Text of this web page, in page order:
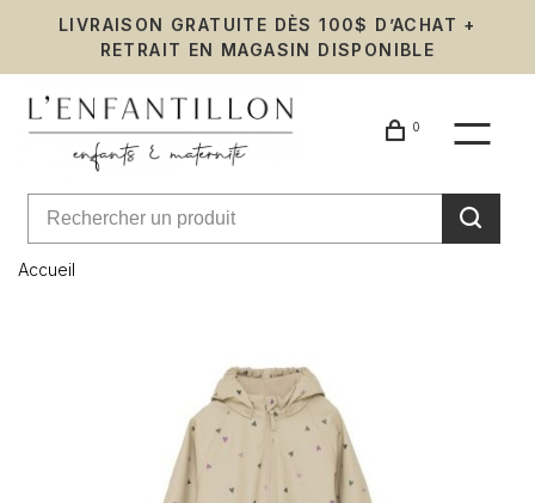
LIVRAISON GRATUITE DÈS 100$ D’ACHAT +
RETRAIT EN MAGASIN DISPONIBLE
0
Accueil